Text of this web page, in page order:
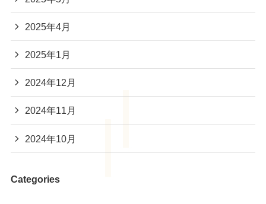
2025年4月
2025年1月
2024年12月
2024年11月
2024年10月
Categories